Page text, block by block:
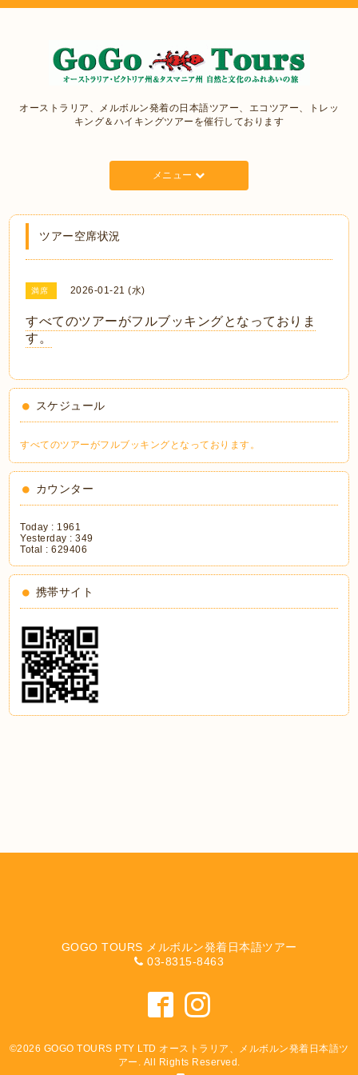
オーストラリア、メルボルン発着の日本語ツアー、エコツアー、トレッ
キング＆ハイキングツアーを催行しております
メニュー
ツアー空席状況
満席 2026-01-21 (水)
すべてのツアーがフルブッキングとなっておりま
す。
スケジュール
すべてのツアーがフルブッキングとなっております。
カウンター
Today : 1961
Yesterday :349
Total :629406
携帯サイト
GOGO TOURS メルボルン発着日本語ツアー
03-8315-8463
©2026 GOGO TOURS PTY LTD オーストラリア、メルボルン発着日本語ツ
アー . All Rights Reserved.